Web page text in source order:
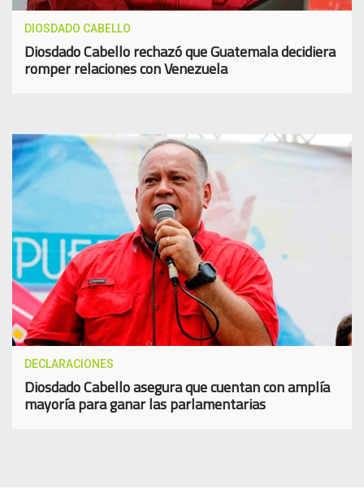
DIOSDADO CABELLO
Diosdado Cabello rechazó que Guatemala decidiera
romper relaciones con Venezuela
DECLARACIONES
Diosdado Cabello asegura que cuentan con amplía
mayoría para ganar las parlamentarias